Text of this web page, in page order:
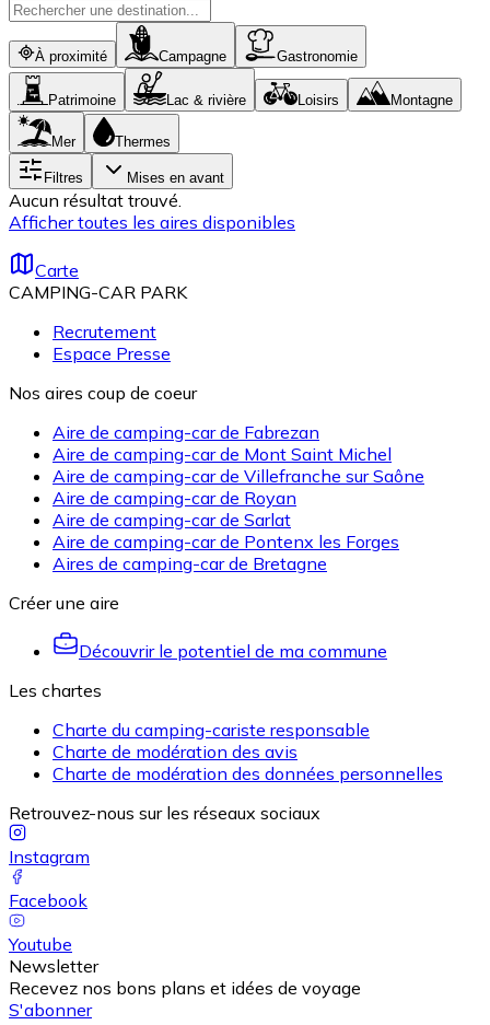
À proximité Campagne Gastronomie
Patrimoine Lac & rivière Loisirs Montagne
Mer Thermes
Filtres Mises en avant
Aucun résultat trouvé.
Afficher toutes les aires disponibles
Carte
CAMPING-CAR PARK
Recrutement
Espace Presse
Nos aires coup de coeur
Aire de camping-car de Fabrezan
Aire de camping-car de Mont Saint Michel
Aire de camping-car de Villefranche sur Saône
Aire de camping-car de Royan
Aire de camping-car de Sarlat
Aire de camping-car de Pontenx les Forges
Aires de camping-car de Bretagne
Créer une aire
Découvrir le potentiel de ma commune
Les chartes
Charte du camping-cariste responsable
Charte de modération des avis
Charte de modération des données personnelles
Retrouvez-nous sur les réseaux sociaux
Instagram
Facebook
Youtube
Newsletter
Recevez nos bons plans et idées de voyage
S'abonner